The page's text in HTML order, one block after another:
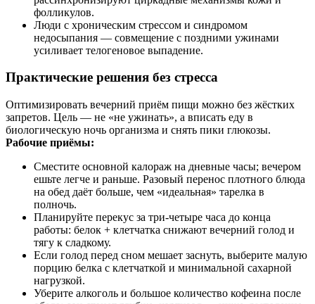
фолликулов.
Люди с хроническим стрессом и синдромом
недосыпания — совмещение с поздними ужинами
усиливает телогеновое выпадение.
Практические решения без стресса
Оптимизировать вечерний приём пищи можно без жёстких
запретов. Цель — не «не ужинать», а вписать еду в
биологическую ночь организма и снять пики глюкозы.
Рабочие приёмы:
Сместите основной калораж на дневные часы; вечером
ешьте легче и раньше. Разовый перенос плотного блюда
на обед даёт больше, чем «идеальная» тарелка в
полночь.
Планируйте перекус за три‑четыре часа до конца
работы: белок + клетчатка снижают вечерний голод и
тягу к сладкому.
Если голод перед сном мешает заснуть, выберите малую
порцию белка с клетчаткой и минимальной сахарной
нагрузкой.
Уберите алкоголь и большое количество кофеина после